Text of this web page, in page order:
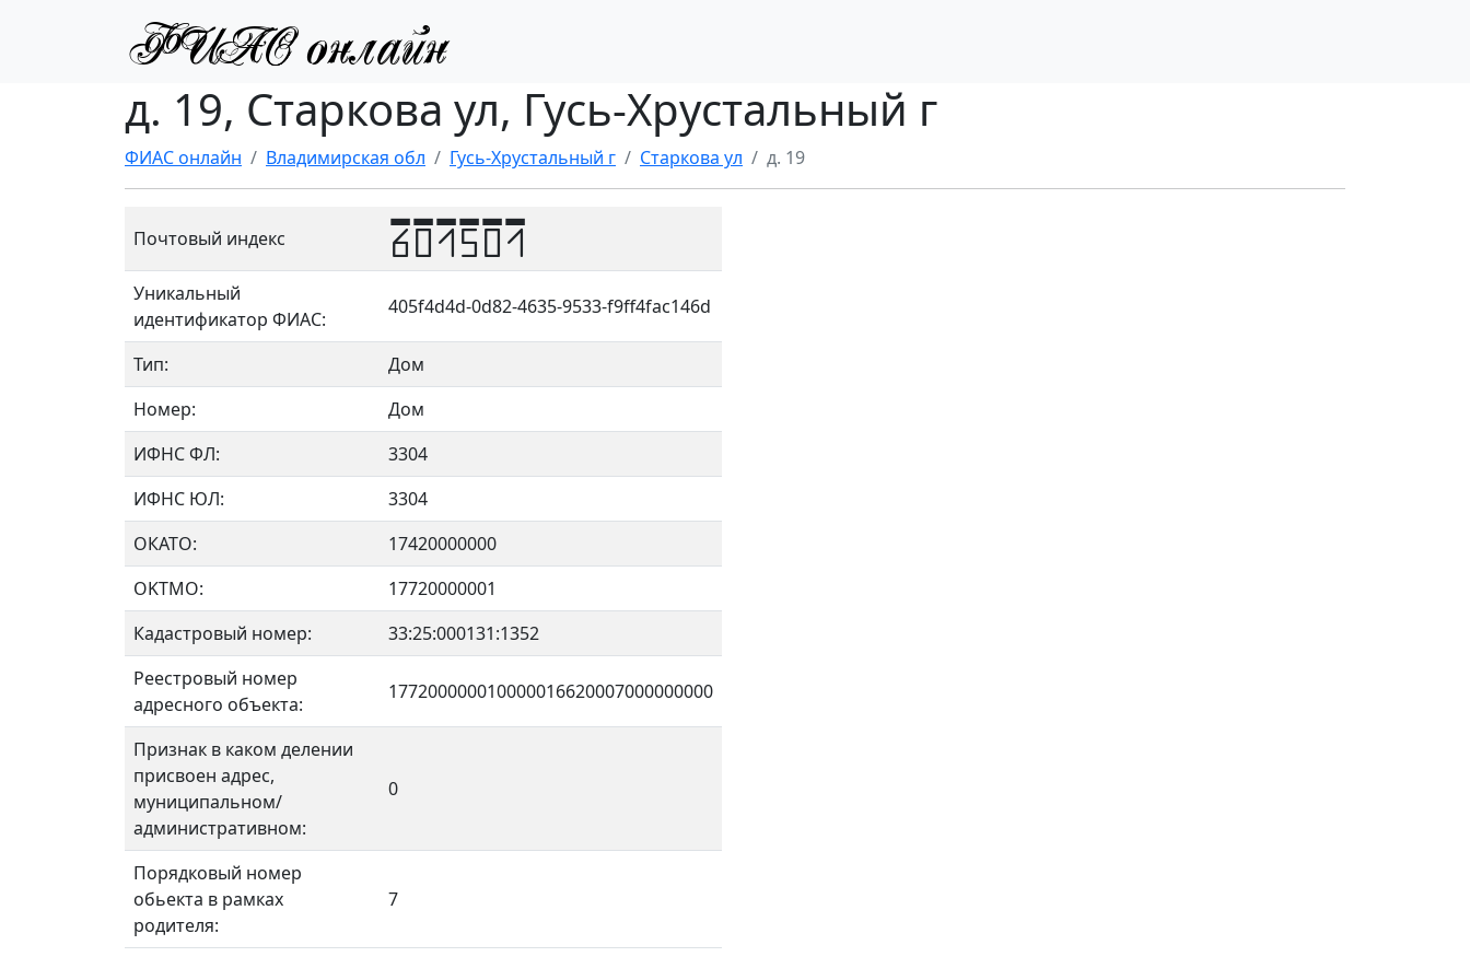
д. 19, Старкова ул, Гусь-Хрустальный г
ФИАС онлайн Владимирская обл Гусь-Хрустальный г Старкова ул д. 19
Почтовый индекс 601501
Уникальный
идентификатор ФИАС:
405f4d4d-0d82-4635-9533-f9ff4fac146d
Тип:
Дом
Номер:
Дом
ИФНС ФЛ:
3304
ИФНС ЮЛ:
3304
ОКАТО:
17420000000
OKTMO:
17720000001
Кадастровый номер:
33:25:000131:1352
Реестровый номер
адресного объекта:
177200000010000016620007000000000
Признак в каком делении
присвоен адрес,
муниципальном/
административном:
0
Порядковый номер
обьекта в рамках
родителя:
7